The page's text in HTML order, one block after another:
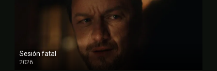
Sesión fatal
2026
FULL HD